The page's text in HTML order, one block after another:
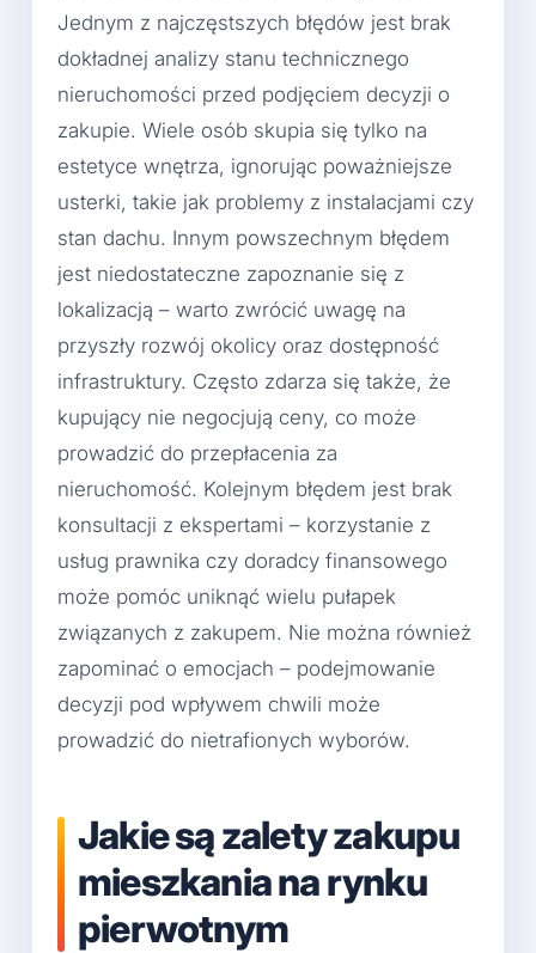
Jednym z najczęstszych błędów jest brak
dokładnej analizy stanu technicznego
nieruchomości przed podjęciem decyzji o
zakupie. Wiele osób skupia się tylko na
estetyce wnętrza, ignorując poważniejsze
usterki, takie jak problemy z instalacjami czy
stan dachu. Innym powszechnym błędem
jest niedostateczne zapoznanie się z
lokalizacją – warto zwrócić uwagę na
przyszły rozwój okolicy oraz dostępność
infrastruktury. Często zdarza się także, że
kupujący nie negocjują ceny, co może
prowadzić do przepłacenia za
nieruchomość. Kolejnym błędem jest brak
konsultacji z ekspertami – korzystanie z
usług prawnika czy doradcy finansowego
może pomóc uniknąć wielu pułapek
związanych z zakupem. Nie można również
zapominać o emocjach – podejmowanie
decyzji pod wpływem chwili może
prowadzić do nietrafionych wyborów.
Jakie są zalety zakupu
mieszkania na rynku
pierwotnym